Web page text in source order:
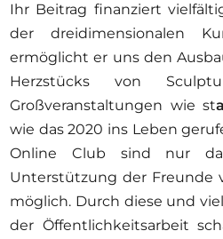
Ihr Beitrag finanziert
der dreidimensionalen
ermöglicht er uns den
Herzstücks von
Großveranstaltungen wie st
wie das 2020 ins Leben
Online Club sind nur
Unterstützung der Freunde
möglich. Durch diese und
der Öffentlichkeitsarbeit